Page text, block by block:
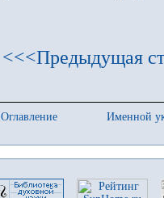
<<<Предыдущая
Оглавление
Именной